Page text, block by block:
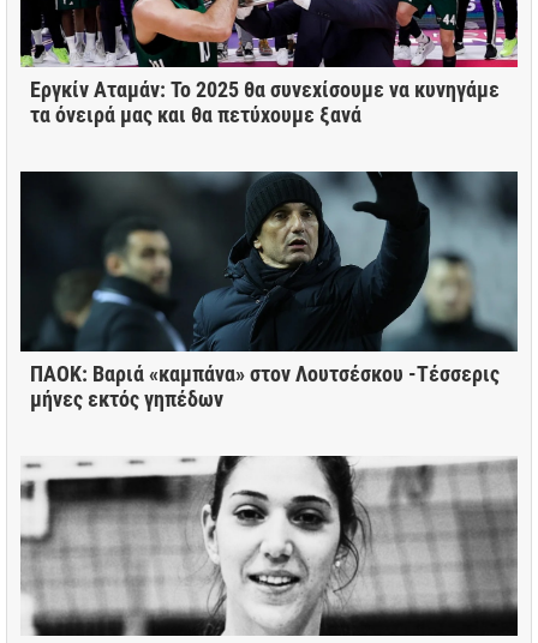
Εργκίν Αταμάν: Το 2025 θα συνεχίσουμε να κυνηγάμε
τα όνειρά μας και θα πετύχουμε ξανά
ΠΑΟΚ: Βαριά «καμπάνα» στον Λουτσέσκου -Τέσσερις
μήνες εκτός γηπέδων